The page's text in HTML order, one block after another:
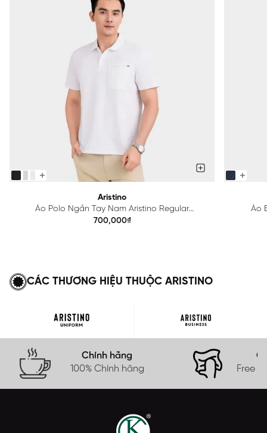
Aristino
Áo Polo Ngắn Tay Nam Aristino Regular
APS615EDP01
700,000₫
Áo
CÁC THƯƠNG HIỆU THUỘC ARISTINO
Chính hãng
100% Chính hãng
Free